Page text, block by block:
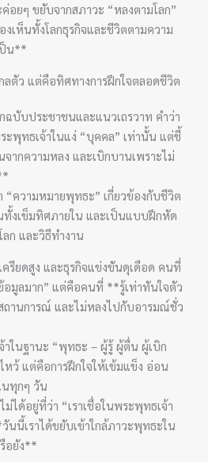
อยๆ ขยับจากสภาวะ “หลงตามโลก”
เห็นทั้งโลกธุรกิจและชีวิตตามความ
ป็น**
ลตัว แต่คือทิศทางการฝึกใจตลอดชีวิต
ฉบับประชาชนและแนวเถรวาท คำว่า
ะพุทธเจ้าในแง่ “บุคคล” เท่านั้น แต่ชี้
ากความหลง และเบิกบานเพราะไม่
“ความหมายพุทธะ” เกี่ยวข้องกับชีวิต
ทั้งเข็มทิศภายใน และเป็นแบบฝึกหัด
ลก และวิธีทำงาน
รียดสูง และธุรกิจแข่งขันดุเดือด คนที่
อมูลมาก” แต่คือคนที่ **รู้เท่าทันใจตัว
ถานการณ์ และไม่หลงไปกับอารมณ์ชั่ว
าในฐานะ “พุทธะ – ผู้รู้ ผู้ตื่น ผู้เบิก
หว้ แต่คือการฝึกใจให้เข้มแข็ง อ่อน
นทุกๆ วัน
ได้อยู่ที่ว่า “เราเชื่อในพระพุทธเจ้า
นี้เราได้ขยับเข้าใกล้ภาวะพุทธะใน
อยัง**